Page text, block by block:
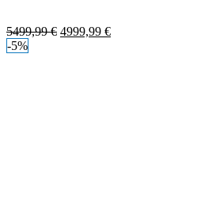
5499,99€ 4999,99 €
-5%